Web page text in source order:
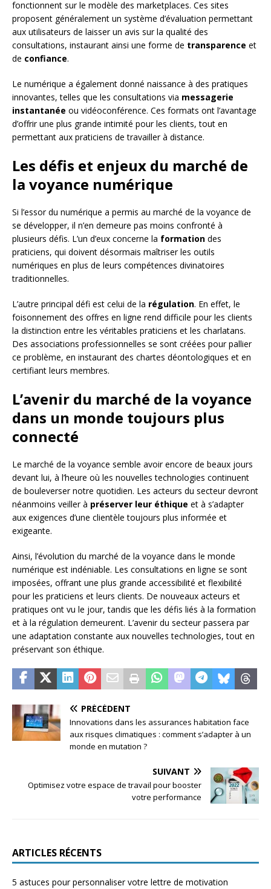
fonctionnent sur le modèle des marketplaces. Ces sites
proposent généralement un système d’évaluation permettant
aux utilisateurs de laisser un avis sur la qualité des
consultations, instaurant ainsi une forme de transparence et
de confiance.
Le numérique a également donné naissance à des pratiques
innovantes, telles que les consultations via messagerie
instantanée ou vidéoconférence. Ces formats ont l’avantage
d’offrir une plus grande intimité pour les clients, tout en
permettant aux praticiens de travailler à distance.
Les défis et enjeux du marché de
la voyance numérique
Si l’essor du numérique a permis au marché de la voyance de
se développer, il n’en demeure pas moins confronté à
plusieurs défis. L’un d’eux concerne la formation des
praticiens, qui doivent désormais maîtriser les outils
numériques en plus de leurs compétences divinatoires
traditionnelles.
L’autre principal défi est celui de la régulation. En effet, le
foisonnement des offres en ligne rend difficile pour les clients
la distinction entre les véritables praticiens et les charlatans.
Des associations professionnelles se sont créées pour pallier
ce problème, en instaurant des chartes déontologiques et en
certifiant leurs membres.
L’avenir du marché de la voyance
dans un monde toujours plus
connecté
Le marché de la voyance semble avoir encore de beaux jours
devant lui, à l’heure où les nouvelles technologies continuent
de bouleverser notre quotidien. Les acteurs du secteur devront
néanmoins veiller à préserver leur éthique et à s’adapter
aux exigences d’une clientèle toujours plus informée et
exigeante.
Ainsi, l’évolution du marché de la voyance dans le monde
numérique est indéniable. Les consultations en ligne se sont
imposées, offrant une plus grande accessibilité et flexibilité
pour les praticiens et leurs clients. De nouveaux acteurs et
pratiques ont vu le jour, tandis que les défis liés à la formation
et à la régulation demeurent. L’avenir du secteur passera par
une adaptation constante aux nouvelles technologies, tout en
préservant son éthique.
PRÉCÉDENT
Innovations dans les assurances habitation face
aux risques climatiques : comment s’adapter à un
monde en mutation ?
SUIVANT
Optimisez votre espace de travail pour booster
votre performance
ARTICLES RÉCENTS
5 astuces pour personnaliser votre lettre de motivation